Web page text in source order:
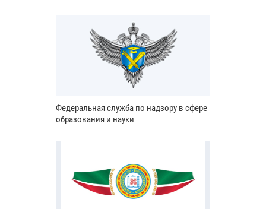
Федеральная служба по надзору в сфере
образования и науки